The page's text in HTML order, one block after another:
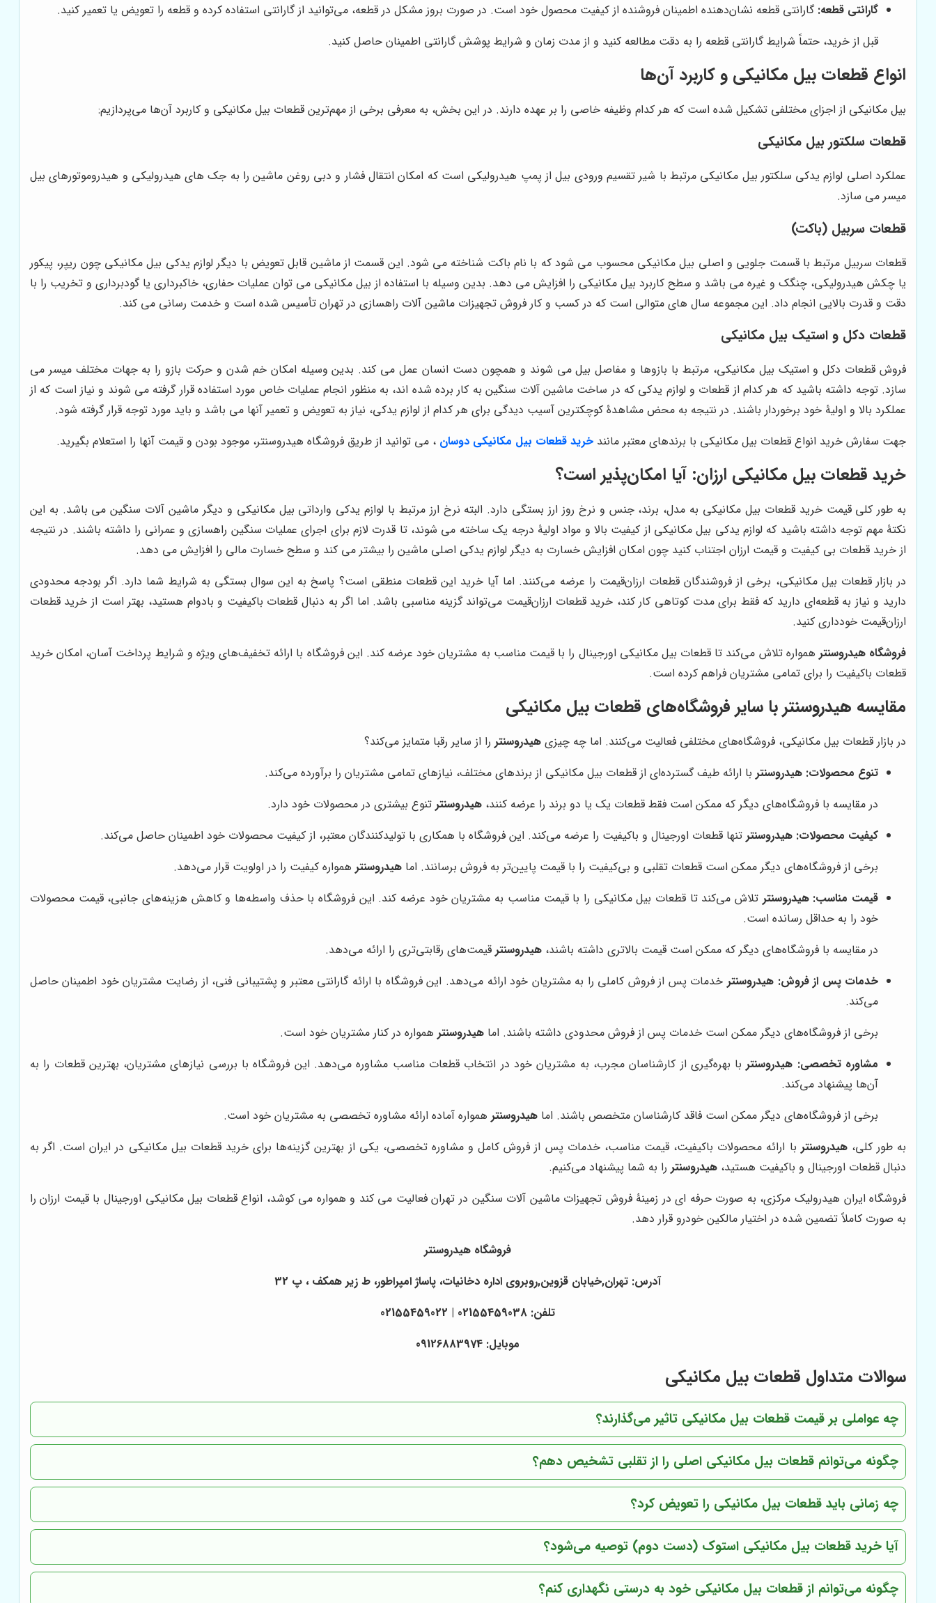
گارانتی قطعه: گارانتی قطعه نشان‌دهنده اطمینان فروشنده از کیفیت محصول خود است. در صورت بروز مشکل در قطعه، می‌توانید از گارانتی استفاده کرده و قطعه را تعویض یا تعمیر کنید.
قبل از خرید، حتماً شرایط گارانتی قطعه را به دقت مطالعه کنید و از مدت زمان و شرایط پوشش گارانتی اطمینان حاصل کنید.
انواع قطعات بیل مکانیکی و کاربرد آن‌ها
بیل مکانیکی از اجزای مختلفی تشکیل شده است که هر کدام وظیفه خاصی را بر عهده دارند. در این بخش، به معرفی برخی از مهم‌ترین قطعات بیل مکانیکی و کاربرد آن‌ها می‌پردازیم:
قطعات سلکتور بیل مکانیکی
عملکرد اصلی لوازم یدکی سلکتور بیل مکانیکی مرتبط با شیر تقسیم ورودی بیل از پمپ هیدرولیکی است که امکان انتقال فشار و دبی روغن ماشین را به جک های هیدرولیکی و هیدروموتورهای بیل
میسر می سازد.
قطعات سربیل (باکت)
قطعات سربیل مرتبط با قسمت جلویی و اصلی بیل مکانیکی محسوب می شود که با نام باکت شناخته می شود. این قسمت از ماشین قابل تعویض با دیگر لوازم یدکی بیل مکانیکی چون ریپر، پیکور
یا چکش هیدرولیکی، چنگک و غیره می باشد و سطح کاربرد بیل مکانیکی را افزایش می دهد. بدین وسیله با استفاده از بیل مکانیکی می توان عملیات حفاری، خاکبرداری یا گودبرداری و تخریب را با
دقت و قدرت بالایی انجام داد. این مجموعه سال های متوالی است که در کسب و کار فروش تجهیزات ماشین آلات راهسازی در تهران تأسیس شده است و خدمت رسانی می کند.
قطعات دکل و استیک بیل مکانیکی
فروش قطعات دکل و استیک بیل مکانیکی، مرتبط با بازوها و مفاصل بیل می شوند و همچون دست انسان عمل می کند. بدین وسیله امکان خم شدن و حرکت بازو را به جهات مختلف میسر می
سازد. توجه داشته باشید که هر کدام از قطعات و لوازم یدکی که در ساخت ماشین آلات سنگین به کار برده شده اند، به منظور انجام عملیات خاص مورد استفاده قرار گرفته می شوند و نیاز است که از
عملکرد بالا و اولیۀ خود برخوردار باشند. در نتیجه به محض مشاهدۀ کوچکترین آسیب دیدگی برای هر کدام از لوازم یدکی، نیاز به تعویض و تعمیر آنها می باشد و باید مورد توجه قرار گرفته شود.
جهت سفارش خرید انواع قطعات بیل مکانیکی با برندهای معتبر مانند خرید قطعات بیل مکانیکی دوسان ، می توانید از طریق فروشگاه هیدروسنتر، موجود بودن و قیمت آنها را استعلام بگیرید.
خرید قطعات بیل مکانیکی ارزان: آیا امکان‌پذیر است؟
به طور کلی قیمت خرید قطعات بیل مکانیکی به مدل، برند، جنس و نرخ روز ارز بستگی دارد. البته نرخ ارز مرتبط با لوازم یدکی وارداتی بیل مکانیکی و دیگر ماشین آلات سنگین می باشد. به این
نکتۀ مهم توجه داشته باشید که لوازم یدکی بیل مکانیکی از کیفیت بالا و مواد اولیۀ درجه یک ساخته می شوند، تا قدرت لازم برای اجرای عملیات سنگین راهسازی و عمرانی را داشته باشند. در نتیجه
از خرید قطعات بی کیفیت و قیمت ارزان اجتناب کنید چون امکان افزایش خسارت به دیگر لوازم یدکی اصلی ماشین را بیشتر می کند و سطح خسارت مالی را افزایش می دهد.
در بازار قطعات بیل مکانیکی، برخی از فروشندگان قطعات ارزان‌قیمت را عرضه می‌کنند. اما آیا خرید این قطعات منطقی است؟ پاسخ به این سوال بستگی به شرایط شما دارد. اگر بودجه محدودی
دارید و نیاز به قطعه‌ای دارید که فقط برای مدت کوتاهی کار کند، خرید قطعات ارزان‌قیمت می‌تواند گزینه مناسبی باشد. اما اگر به دنبال قطعات باکیفیت و بادوام هستید، بهتر است از خرید قطعات
ارزان‌قیمت خودداری کنید.
فروشگاه هیدروسنتر همواره تلاش می‌کند تا قطعات بیل مکانیکی اورجینال را با قیمت مناسب به مشتریان خود عرضه کند. این فروشگاه با ارائه تخفیف‌های ویژه و شرایط پرداخت آسان، امکان خرید
قطعات باکیفیت را برای تمامی مشتریان فراهم کرده است.
مقایسه هیدروسنتربا سایر فروشگاه‌های قطعات بیل مکانیکی
در بازار قطعات بیل مکانیکی، فروشگاه‌های مختلفی فعالیت می‌کنند. اما چه چیزی هیدروسنتر را از سایر رقبا متمایز می‌کند؟
تنوع محصولات: هیدروسنتر با ارائه طیف گسترده‌ای از قطعات بیل مکانیکی از برندهای مختلف، نیازهای تمامی مشتریان را برآورده می‌کند.
در مقایسه با فروشگاه‌های دیگر که ممکن است فقط قطعات یک یا دو برند را عرضه کنند، هیدروسنتر تنوع بیشتری در محصولات خود دارد.
کیفیت محصولات: هیدروسنتر تنها قطعات اورجینال و باکیفیت را عرضه می‌کند. این فروشگاه با همکاری با تولیدکنندگان معتبر، از کیفیت محصولات خود اطمینان حاصل می‌کند.
برخی از فروشگاه‌های دیگر ممکن است قطعات تقلبی و بی‌کیفیت را با قیمت پایین‌تر به فروش برسانند. اما هیدروسنتر همواره کیفیت را در اولویت قرار می‌دهد.
قیمت مناسب: هیدروسنتر تلاش می‌کند تا قطعات بیل مکانیکی را با قیمت مناسب به مشتریان خود عرضه کند. این فروشگاه با حذف واسطه‌ها و کاهش هزینه‌های جانبی، قیمت محصولات
خود را به حداقل رسانده است.
در مقایسه با فروشگاه‌های دیگر که ممکن است قیمت بالاتری داشته باشند، هیدروسنتر قیمت‌های رقابتی‌تری را ارائه می‌دهد.
خدمات پس از فروش: هیدروسنتر خدمات پس از فروش کاملی را به مشتریان خود ارائه می‌دهد. این فروشگاه با ارائه گارانتی معتبر و پشتیبانی فنی، از رضایت مشتریان خود اطمینان حاصل
می‌کند.
برخی از فروشگاه‌های دیگر ممکن است خدمات پس از فروش محدودی داشته باشند. اما هیدروسنتر همواره در کنار مشتریان خود است.
مشاوره تخصصی: هیدروسنتر با بهره‌گیری از کارشناسان مجرب، به مشتریان خود در انتخاب قطعات مناسب مشاوره می‌دهد. این فروشگاه با بررسی نیازهای مشتریان، بهترین قطعات را به
آن‌ها پیشنهاد می‌کند.
برخی از فروشگاه‌های دیگر ممکن است فاقد کارشناسان متخصص باشند. اما هیدروسنتر همواره آماده ارائه مشاوره تخصصی به مشتریان خود است.
به طور کلی،هیدروسنتر با ارائه محصولات باکیفیت، قیمت مناسب، خدمات پس از فروش کامل و مشاوره تخصصی، یکی از بهترین گزینه‌ها برای خرید قطعات بیل مکانیکی در ایران است. اگر به
دنبال قطعات اورجینال و باکیفیت هستید، هیدروسنتر را به شما پیشنهاد می‌کنیم.
فروشگاه ایران هیدرولیک مرکزی، به صورت حرفه ای در زمینۀ فروش تجهیزات ماشین آلات سنگین در تهران فعالیت می کند و همواره می کوشد، انواع قطعات بیل مکانیکی اورجینال با قیمت ارزان را
به صورت کاملاً تضمین شده در اختیار مالکین خودرو قرار دهد.
فروشگاه هیدروسنتر
آدرس: تهران,خیابان قزوین,روبروی اداره دخانیات، پاساژ امپراطور، ط زیر همکف ، پ 32
تلفن: 02155459038 | 02155459022
موبایل: 09126883974
سوالات متداول قطعات بیل مکانیکی
چه عواملی بر قیمت قطعات بیل مکانیکی تاثیر می‌گذارند؟
چگونه می‌توانم قطعات بیل مکانیکی اصلی را از تقلبی تشخیص دهم؟
چه زمانی باید قطعات بیل مکانیکی را تعویض کرد؟
آیا خرید قطعات بیل مکانیکی استوک (دست دوم) توصیه می‌شود؟
چگونه می‌توانم از قطعات بیل مکانیکی خود به درستی نگهداری کنم؟